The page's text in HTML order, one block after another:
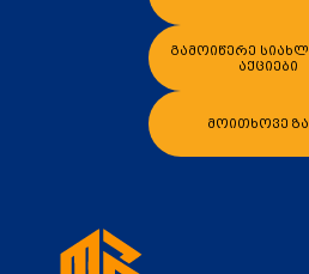
გამოიწერე
აქციები
მოითხოვე